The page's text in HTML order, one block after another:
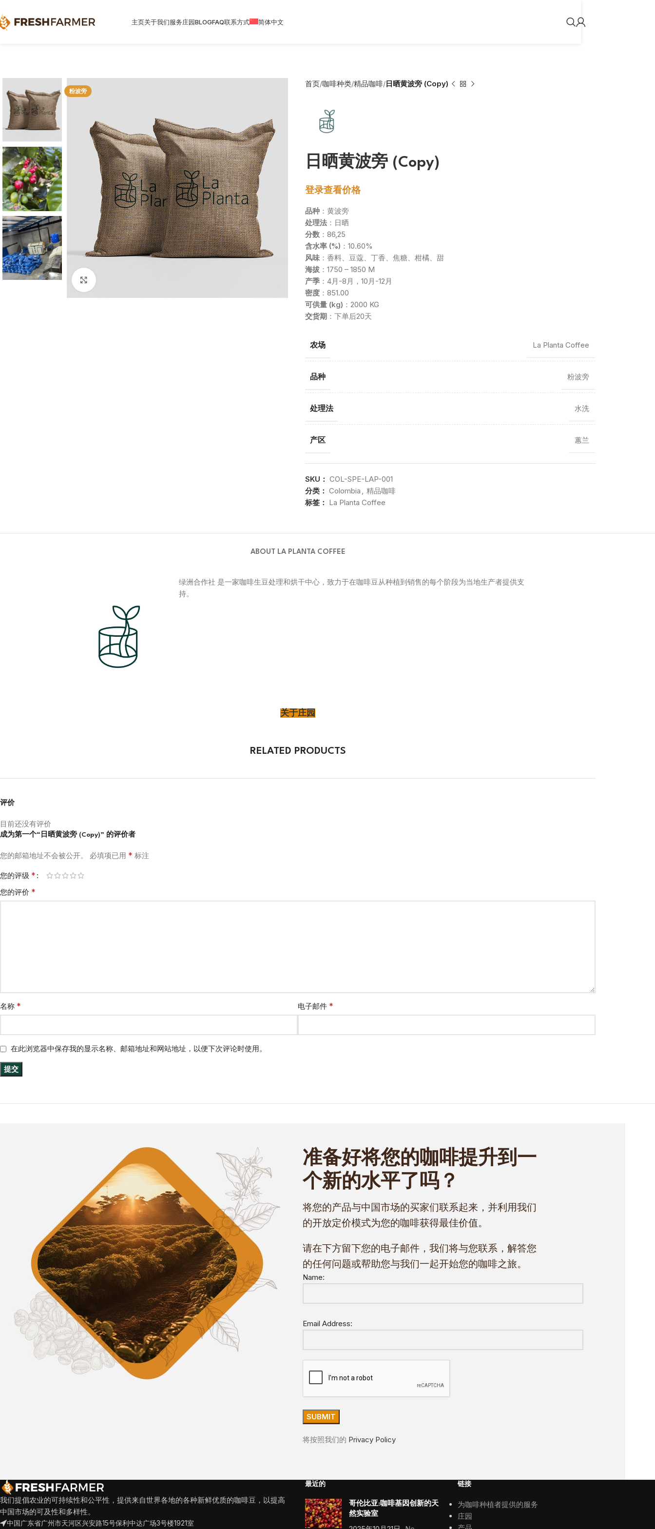
主页关于我们服务庄园BLOGFAQ联系方式 简体中文
粉波旁
首页 咖啡种类 精品咖啡 日晒黄波旁 (Copy)
日晒黄波旁 (Copy)
登录查看价格
品种：黄波旁
处理法：日晒
分数：86,25
含水率 (%) ：10.60%
风味：香料、豆蔻、丁香、焦糖、柑橘、甜
海拔：1750 – 1850 M
产季：4月-8月，10月-12月
密度：851.00
可供量 (kg) ：2000 KG
交货期：下单后20天
农场 La Planta Coffee
品种 粉波旁
处理法 水洗
产区 蕙兰
SKU： COL-SPE-LAP-001
分类： Colombia , 精品咖啡
标签： La Planta Coffee
ABOUT LA PLANTA COFFEE
绿洲合作社 是一家咖啡生豆处理和烘干中心，致力于在咖啡豆从种植到销售的每个阶段为当地生产者提供支
持。
关于庄园
RELATED PRODUCTS
评价
目前还没有评价
成为第一个“日晒黄波旁 (Copy)” 的评价者
您的邮箱地址不会被公开。 必填项已用 * 标注
您的评级 *
您的评价 *
名称 * 电子邮件 *
在此浏览器中保存我的显示名称、邮箱地址和网站地址，以便下次评论时使用。
准备好将您的咖啡提升到一
个新的水平了吗？
将您的产品与中国市场的买家们联系起来，并利用我们
的开放定价模式为您的咖啡获得最佳价值。
请在下方留下您的电子邮件，我们将与您联系，解答您
的任何问题或帮助您与我们一起开始您的咖啡之旅。
Name:
Email Address:
将按照我们的 Privacy Policy
我们提倡农业的可持续性和公平性，提供来自世界各地的各种新鲜优质的咖啡豆，以提高
中国市场的可及性和多样性。
中国广东省广州市天河区兴安路15号保利中达广场3号楼1921室
最近的
哥伦比亚:咖啡基因创新的天
然实验室
链接
为咖啡种植者提供的服务
庄园